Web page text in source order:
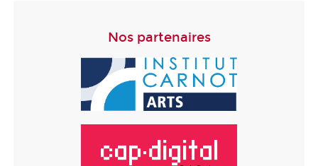
Nos partenaires